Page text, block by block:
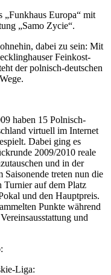
„Funkhaus Europa“ mit
„Samo Zycie“.
dabei zu sein: Mit
Feinkost-
der polnisch-deutschen
haben 15 Polnisch-
virtuell im Internet
Dabei ging es
2009/2010 reale
und in der
treten nun die
auf dem Platz
und den Hauptpreis.
Punkte während
und
Liga: